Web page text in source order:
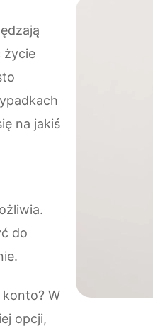
życie
na jakiś
do
W
opcji,